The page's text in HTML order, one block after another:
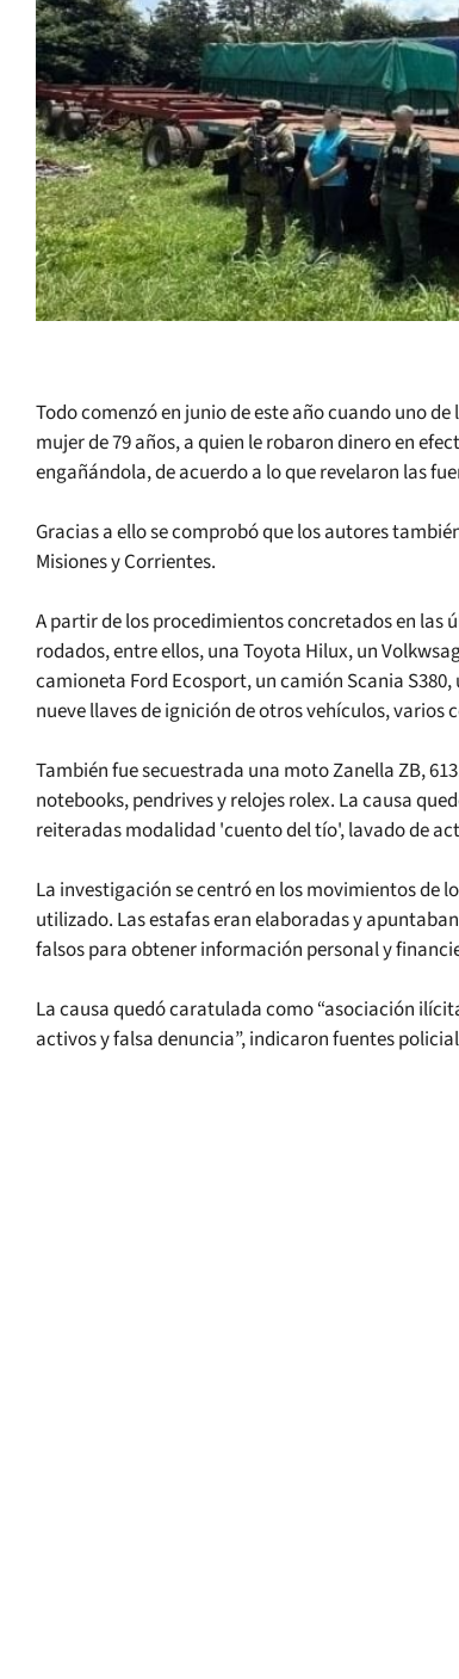
Todo comenzó en junio de este año cuando uno
mujer de 79 años, a quien le robaron dinero en
engañándola, de acuerdo a lo que revelaron las
Gracias a ello se comprobó que los autores
Misiones y Corrientes.
A partir de los procedimientos concretados en las
rodados, entre ellos, una Toyota Hilux, un
camioneta Ford Ecosport, un camión Scania
nueve llaves de ignición de otros vehículos, varios
También fue secuestrada una moto Zanella ZB,
notebooks, pendrives y relojes rolex. La causa
reiteradas modalidad 'cuento del tío', lavado de
La investigación se centró en los movimientos de
utilizado. Las estafas eran elaboradas y
falsos para obtener información personal y
La causa quedó caratulada como “asociación
activos y falsa denuncia”, indicaron fuentes